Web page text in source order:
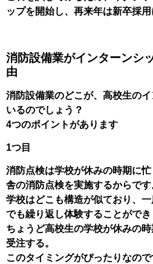
ップを開始し、再来年は新卒採用
消防設備業がインターンシ
由
消防設備業のどこが、高校生の
いるのでしょう？
4つのポイントがあります
1つ目
消防点検は学校が休みの時期に
舎の消防点検を実施するからです
学校はどこも構造が似ており、
でも繰り返し体験することができ
ちょうど高校生の学校が休みの
受注する。
このタイミングがぴったりなので